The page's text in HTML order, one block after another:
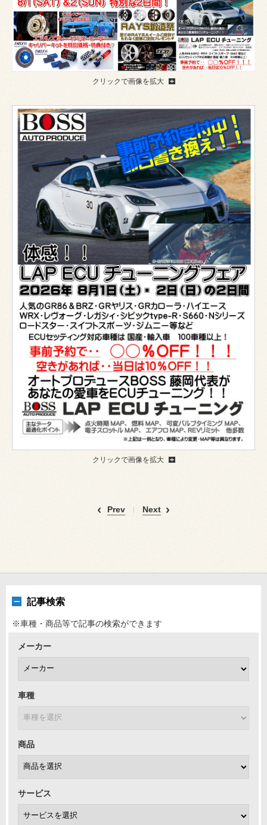
クリックで画像を拡大
クリックで画像を拡大
Prev Next
記事検索
※車種・商品等で記事の検索ができます
メーカー
車種
商品
サービス